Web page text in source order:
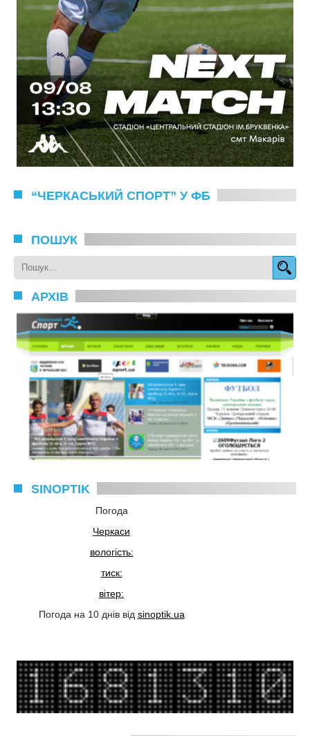
“ЧЕРКАСЬКИЙ СПОРТ” У ФБ
ПОШУК
АРХІВ
SINOPTIK
Погода
Черкаси
вологість:
тиск:
вітер:
Погода на 10 днів від sinoptik.ua